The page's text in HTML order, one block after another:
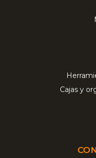
Cajas y